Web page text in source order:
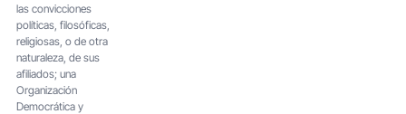
las convicciones
políticas, filosóficas,
religiosas, o de otra
naturaleza, de sus
afiliados; una
Organización
Democrática y